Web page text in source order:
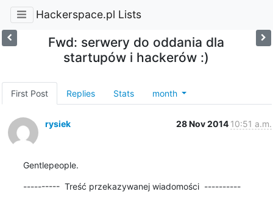
Hackerspace.pl Lists
Fwd: serwery do oddania dla
startupów i hackerów :)
First Post Replies Stats month
rysiek 28 Nov 2014 10:51 a.m.
Gentlepeople.
----------  Treść przekazywanej wiadomości  ----------